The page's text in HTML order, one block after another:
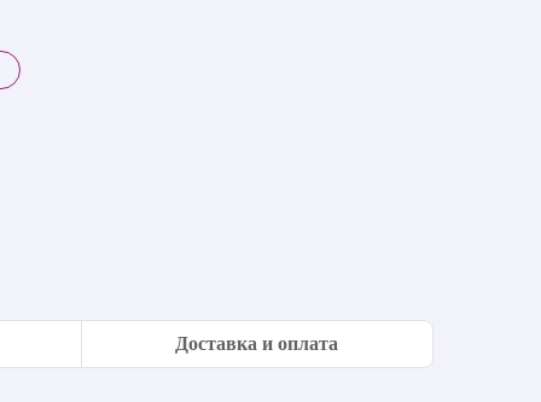
Доставка и оплата